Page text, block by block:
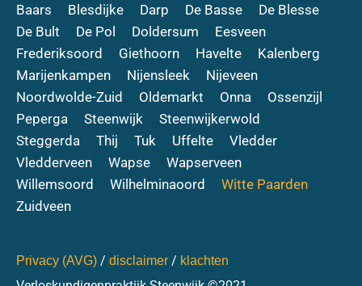
Baars
Blesdijke Darp De Basse
De Blesse
De Bult
De Pol Doldersum
Eesveen
Frederiksoord
Giethoorn Havelte
Kalenberg
Marijenkampen
Nijensleek
Nijeveen
Noordwolde-Zuid
Oldemarkt Onna
Ossenzijl
Peperga
Steenwijk
Steenwijkerwold
Steggerda
Thij Tuk Uffelte
Vledder
Vledderveen
Wapse
Wapserveen
Willemsoord
Wilhelminaoord
Witte Paarden
Zuidveen
Privacy (AVG) / disclaimer / klachten